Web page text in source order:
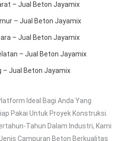
– Jual Beton Jayamix
– Jual Beton Jayamix
– Jual Beton Jayamix
– Jual Beton Jayamix
– Jual Beton Jayamix
Ideal Bagi Anda Yang
Pakai Untuk Proyek Konstruksi.
Tahun Dalam Industri, Kami
Campuran Beton Berkualitas